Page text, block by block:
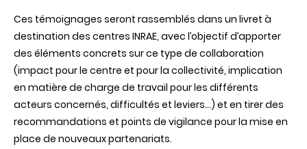
Ces témoignages seront rassemblés dans un livret à
destination des centres INRAE, avec l’objectif d’apporter
des éléments concrets sur ce type de collaboration
(impact pour le centre et pour la collectivité, implication
en matière de charge de travail pour les différents
acteurs concernés, difficultés et leviers…) et en tirer des
recommandations et points de vigilance pour la mise en
place de nouveaux partenariats.